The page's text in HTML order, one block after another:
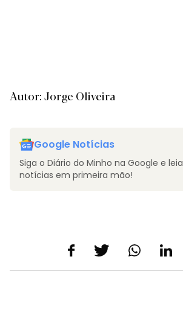
Autor: Jorge Oliveira
Google Notícias
Siga o Diário do Minho na Google e
notícias em primeira mão!